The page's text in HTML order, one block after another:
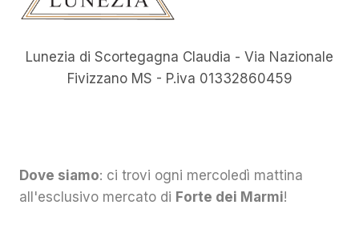
Lunezia di Scortegagna Claudia - Via Nazionale
Fivizzano MS - P.iva 01332860459
Dove siamo: ci trovi ogni mercoledì mattina
all'esclusivo mercato di Forte dei Marmi!